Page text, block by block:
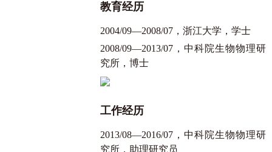
教育经历
2004/09—2008/07，浙江大学，学士
2008/09—2013/07，中科院生物物理研
究所，博士
工作经历
2013/08—2016/07，中科院生物物理研
究所，助理研究员